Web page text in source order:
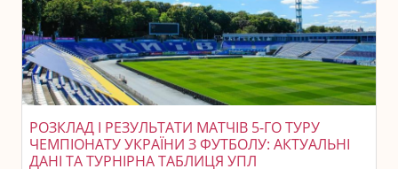
РОЗКЛАД І РЕЗУЛЬТАТИ МАТЧІВ 5-ГО ТУРУ
ЧЕМПІОНАТУ УКРАЇНИ З ФУТБОЛУ: АКТУАЛЬНІ
ДАНІ ТА ТУРНІРНА ТАБЛИЦЯ УПЛ